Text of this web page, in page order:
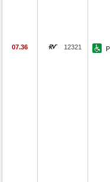
07.36 12321